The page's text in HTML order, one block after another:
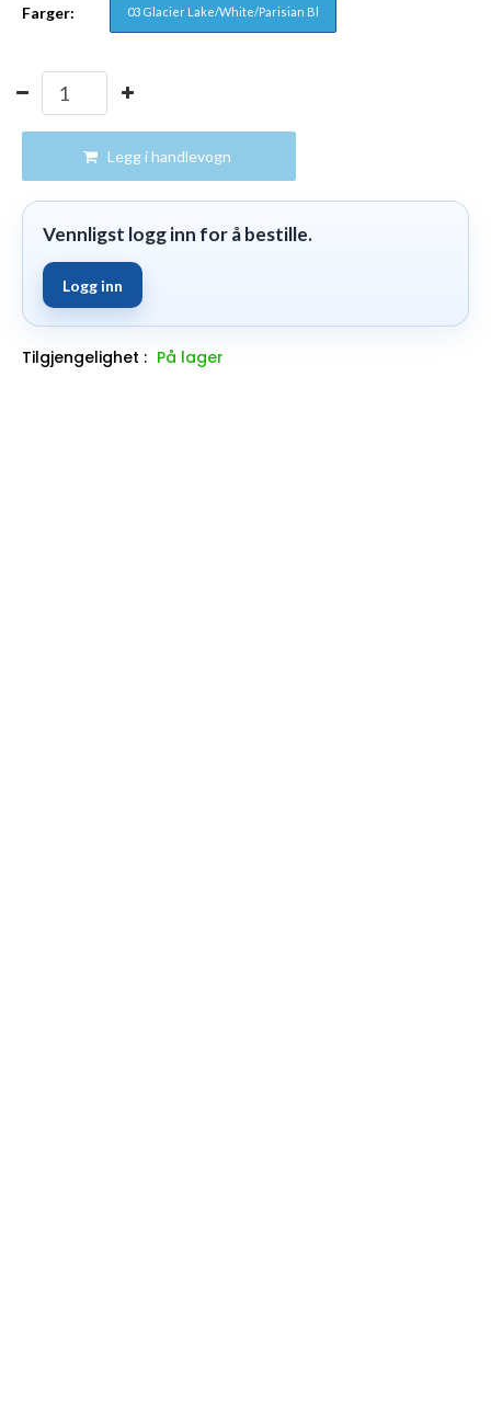
Farger: 03 Glacier Lake/White/Parisian Bl
Legg i handlevogn
Vennligst logg inn for å bestille.
Logg inn
Tilgjengelighet : På lager